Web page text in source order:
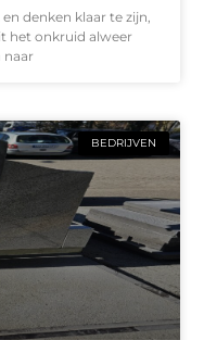
denken klaar te zijn,
het onkruid alweer
naar
BEDRIJVEN